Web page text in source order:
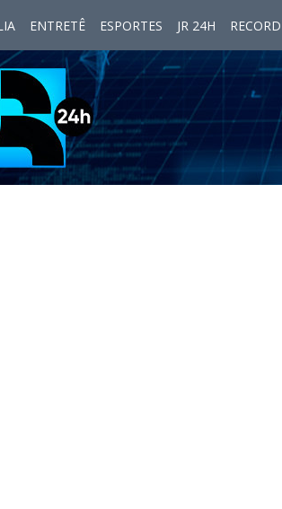
ENTRETÊ ESPORTES JR 24H RECORD